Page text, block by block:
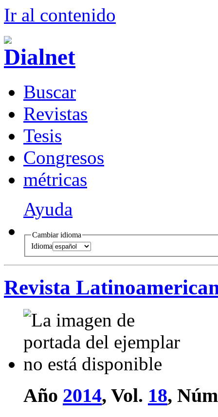
Ir al contenido
Buscar
Revistas
Tesis
Congresos
métricas
Ayuda
Cambiar idioma
Idioma
Revista
Año 2014, Vol. 18,